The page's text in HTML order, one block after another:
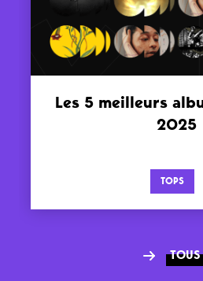
Les 5 meilleurs
2025
TOPS
TOUS